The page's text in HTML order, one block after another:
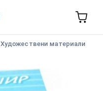
Художествени материали